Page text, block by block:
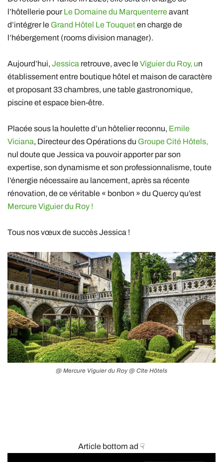
l’hôtellerie pour Le Domaine du Marquenterreavant
d’intégrer le Grand Hôtel Le Touqueten charge de
l’hébergement (rooms division manager).
Aujourd’hui, Jessica retrouve, avec leViguier du Roy, un
établissement entre boutique hôtel et maison de caractère
et proposant 33 chambres, une table gastronomique,
piscine et espace bien-être.
Placée sous la houlette d’un hôtelier reconnu, Emile
Viciana, Directeur des Opérations du Groupe Cité Hôtels,
nul doute que Jessica va pouvoir apporter par son
expertise, son dynamisme et son professionnalisme, toute
l’énergie nécessaire au lancement, après sa récente
rénovation, de ce véritable « bonbon » du Quercy qu’est
Mercure Viguier du Roy !
Tous nos vœux de succès Jessica !
@ Mercure Viguier du Roy @ CIte Hôtels
Article bottom ad ☟